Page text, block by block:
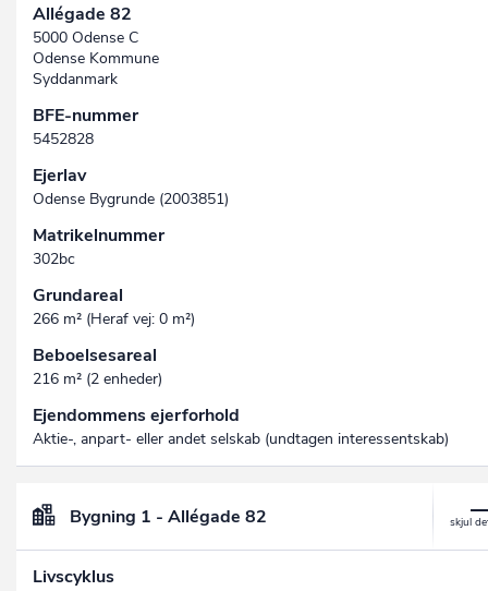
Allégade 82
5000 Odense C
Odense Kommune
Syddanmark
BFE-nummer
5452828
Ejerlav
Odense Bygrunde (2003851)
Matrikelnummer
302bc
Grundareal
266 m² (Heraf vej: 0 m²)
Beboelsesareal
216 m² (2 enheder)
Ejendommens ejerforhold
Aktie-, anpart- eller andet selskab (undtagen interessent­skab)
Bygning 1 - Allégade 82
Livscyklus